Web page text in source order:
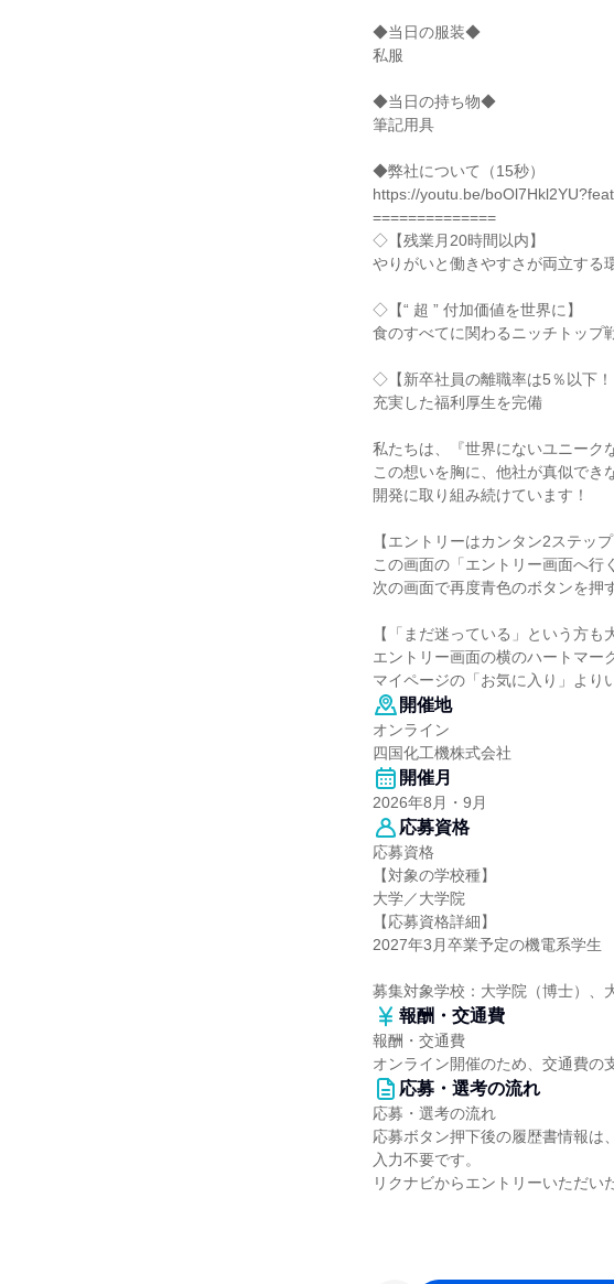
◆当日の服装◆
私服
◆当日の持ち物◆
筆記用具
◆弊社について（15秒）
https://youtu.be/
==============
◇【残業月20時間以内】
やりがいと働きやすさが両立する
◇【“ 超 ” 付加価値を世界に】
食のすべてに関わるニッチトップ
◇【新卒社員の離職率は5％以下！
充実した福利厚生を完備
私たちは、『世界にないユニーク
この想いを胸に、他社が真似でき
開発に取り組み続けています！
【エントリーはカンタン2ステップ
この画面の「エントリー画面へ行
次の画面で再度青色のボタンを押
【「まだ迷っている」という方も
エントリー画面の横のハートマー
マイページの「お気に入り」より
開催地
オンライン
四国化工機株式会社
開催月
2026年8月・9月
応募資格
応募資格
【対象の学校種】
大学／大学院
【応募資格詳細】
2027年3月卒業予定の機電系学生
募集対象学校：大学院（博士）、
報酬・交通費
報酬・交通費
オンライン開催のため、交通費の
応募・選考の流れ
応募・選考の流れ
応募ボタン押下後の履歴書情報は、
入力不要です。
リクナビからエントリーいただい